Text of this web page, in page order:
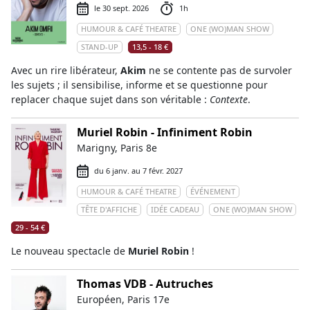
le 30 sept. 2026
1h
HUMOUR & CAFÉ THEATRE
ONE (WO)MAN SHOW
STAND-UP
13,5 - 18 €
Avec un rire libérateur, Akim ne se contente pas de survoler
les sujets ; il sensibilise, informe et se questionne pour
replacer chaque sujet dans son véritable : Contexte.
Muriel Robin - Infiniment Robin
Marigny, Paris 8e
du 6 janv. au 7 févr. 2027
HUMOUR & CAFÉ THEATRE
ÉVÉNEMENT
TÊTE D'AFFICHE
IDÉE CADEAU
ONE (WO)MAN SHOW
29 - 54 €
Le nouveau spectacle de Muriel Robin !
Thomas VDB - Autruches
Européen, Paris 17e